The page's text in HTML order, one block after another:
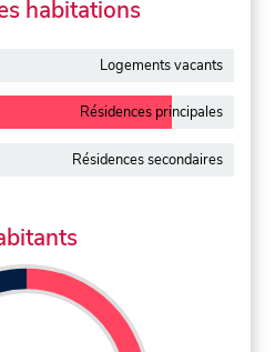
habitations
Logements vacants
Résidences principales
Résidences secondaires